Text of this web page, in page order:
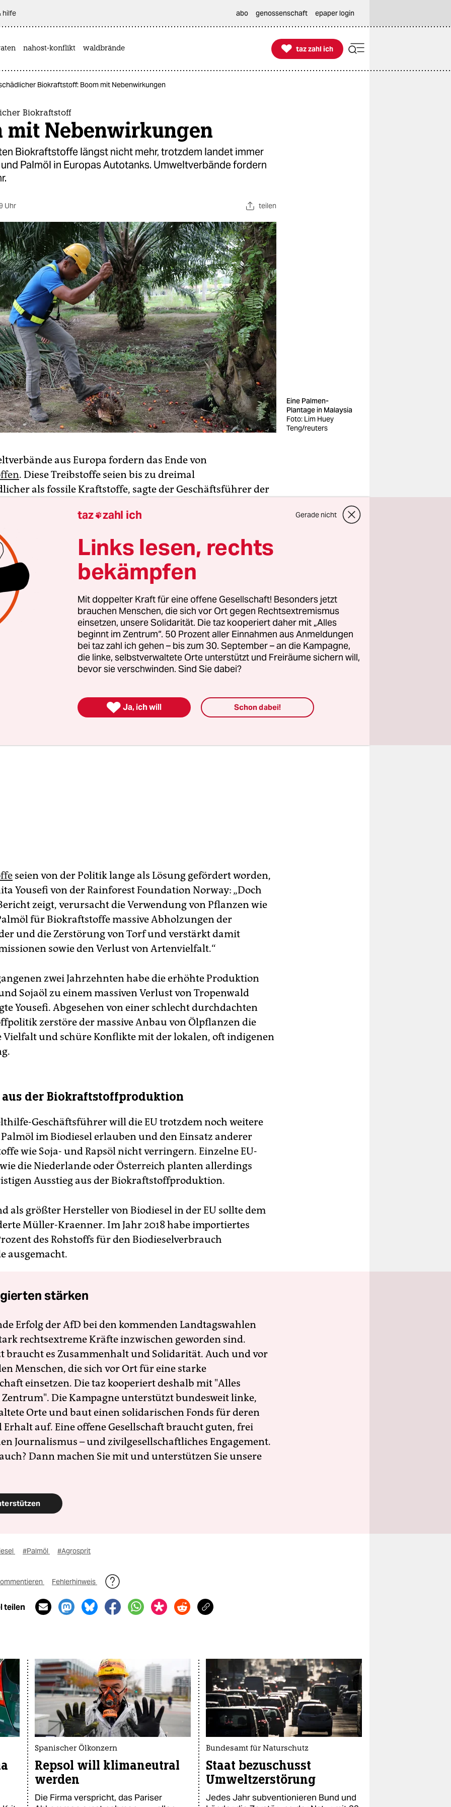
hilfe abo genossenschaft epaper login
nahost-konflikt waldbrände 
taz zahl ich
taz zahl ich
Biokraftstoff: Boom mit Nebenwirkungen
Biokraftstoff
mit Nebenwirkungen
Biokraftstoffe längst nicht mehr, trotzdem landet immer
Palmöl in Europas Autotanks. Umweltverbände fordern
Uhr teilen
Eine Palmen-
Plantage in Malaysia
Foto: Lim Huey
Teng/reuters
aus Europa fordern das Ende von
. Diese Treibstoffe seien bis zu dreimal
als fossile Kraftstoffe, sagte der Geschäftsführer der
verwies dabei auf eine gemeinsame Studie mit der Rain­
Norway. In der Analyse „Öl ins Feuer“ werden die
des Biokraftstoffbooms auf die Erde untersucht.
der Anbau von Biomasse zur Verwendung als
oft mit Entwaldung und der Verödung von Böden einher.
die Biokraftstoffe, kritisierte Müller-Kraenner. 90
globalen Anstiegs der Nachfrage nach Pflanzenölen seit
auf Biokraftstoffe. Allein die EU verbraucht demnach
Millionen Liter Palmöl, um es Biodiesel beizumischen. 60
in die EU importierten Palmöls landen im Tank.
seien von der Politik lange als Lösung gefördert worden,
Yousefi von der Rainforest Foundation Norway: „Doch
zeigt, verursacht die Verwendung von Pflanzen wie
für Biokraftstoffe massive Abholzungen der
und die Zerstörung von Torf und verstärkt damit
sowie den Verlust von Artenvielfalt.“
zwei Jahrzehnten habe die erhöhte Produktion
Sojaöl zu einem massiven Verlust von Tropenwald
Yousefi. Abgesehen von einer schlecht durchdachten
zerstöre der massive Anbau von Ölpflanzen die
Vielfalt und schüre Konflikte mit der lokalen, oft indigenen
aus der Biokraftstoffproduktion
Geschäftsführer will die EU trotzdem noch weitere
Palmöl im Biodiesel erlauben und den Einsatz anderer
wie Soja- und Rapsöl nicht verringern. Einzelne EU-
die Niederlande oder Österreich planten allerdings
Ausstieg aus der Biokraftstoffproduktion.
als größter Hersteller von Biodiesel in der EU sollte dem
Müller-Kraenner. Im Jahr 2018 habe importiertes
des Rohstoffs für den Biodieselverbrauch
ausgemacht.
stärken
Erfolg der AfD bei den kommenden Landtagswahlen
rechtsextreme Kräfte inzwischen geworden sind.
braucht es Zusammenhalt und Solidarität. Auch und vor
Menschen, die sich vor Ort für eine starke
einsetzen. Die taz kooperiert deshalb mit "Alles
Die Kampagne unterstützt bundesweit linke,
Orte und baut einen solidarischen Fonds für deren
Erhalt auf. Eine offene Gesellschaft braucht guten, frei
Journalismus – und zivilgesellschaftliches Engagement.
Dann machen Sie mit und unterstützen Sie unsere
#Palmöl #Agrosprit
Fehlerhinweis
teilen
Spanischer Ölkonzern
Repsol will klimaneutral
werden
Die Firma verspricht, das Pariser
Bundesamt für Naturschutz
Staat bezuschusst
Umweltzerstörung
Jedes Jahr subventionieren Bund und
taz zahl ich Gerade nicht
Links lesen, rechts
bekämpfen
Mit doppelter Kraft für eine offene Gesellschaft! Besonders jetzt
brauchen Menschen, die sich vor Ort gegen Rechtsextremismus
einsetzen, unsere Solidarität. Die taz kooperiert daher mit „Alles
beginnt im Zentrum“. 50 Prozent aller Einnahmen aus Anmeldungen
bei taz zahl ich gehen – bis zum 30. September – an die Kampagne,
die linke, selbstverwaltete Orte unterstützt und Freiräume sichern will,
bevor sie verschwinden. Sind Sie dabei?
 Ja, ich will Schon dabei!